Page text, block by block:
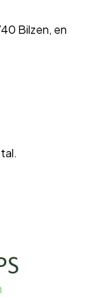
Bilzen, en